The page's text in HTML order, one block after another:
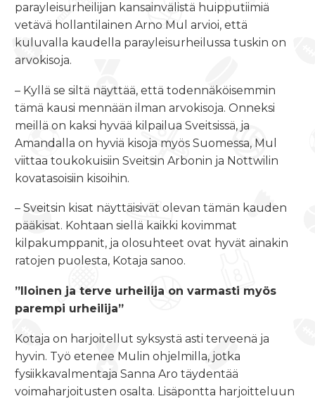
parayleisurheilijan kansainvälistä huipputiimiä
vetävä hollantilainen Arno Mul arvioi, että
kuluvalla kaudella parayleisurheilussa tuskin on
arvokisoja.
– Kyllä se siltä näyttää, että todennäköisemmin
tämä kausi mennään ilman arvokisoja. Onneksi
meillä on kaksi hyvää kilpailua Sveitsissä, ja
Amandalla on hyviä kisoja myös Suomessa, Mul
viittaa toukokuisiin Sveitsin Arbonin ja Nottwilin
kovatasoisiin kisoihin.
– Sveitsin kisat näyttäisivät olevan tämän kauden
pääkisat. Kohtaan siellä kaikki kovimmat
kilpakumppanit, ja olosuhteet ovat hyvät ainakin
ratojen puolesta, Kotaja sanoo.
”Iloinen ja terve urheilija on varmasti myös
parempi urheilija”
Kotaja on harjoitellut syksystä asti terveenä ja
hyvin. Työ etenee Mulin ohjelmilla, jotka
fysiikkavalmentaja Sanna Aro täydentää
voimaharjoitusten osalta. Lisäpontta harjoitteluun